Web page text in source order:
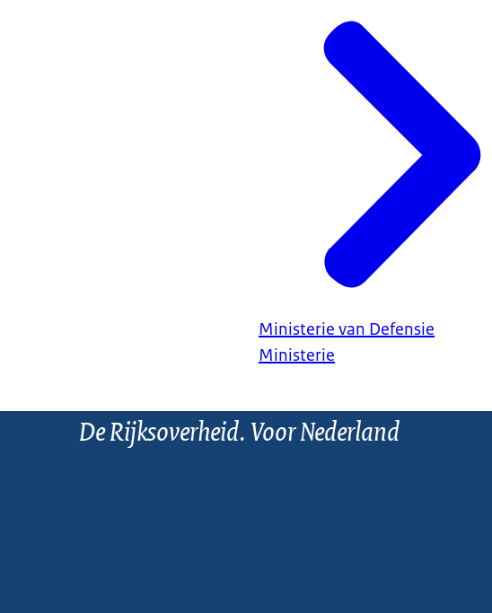
Ministerie van Defensie
Ministerie
De Rijksoverheid. Voor Nederland